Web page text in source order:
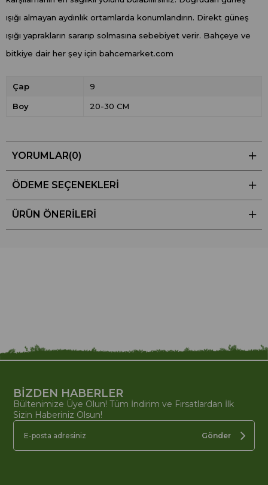
ışığı almayan aydınlık ortamlarda konumlandırın. Direkt güneş
ışığı yaprakların sararıp solmasına sebebiyet verir. Bahçeye ve
bitkiye dair her şey için bahcemarket.com
Çap 9
Boy 20-30 CM
YORUMLAR(0)
ÖDEME SEÇENEKLERI
ÜRÜN ÖNERILERI
BİZDEN HABERLER
Bültenimize Üye Olun! Tüm İndirim ve Fırsatlardan İlk
Sizin Haberiniz Olsun!
Gönder